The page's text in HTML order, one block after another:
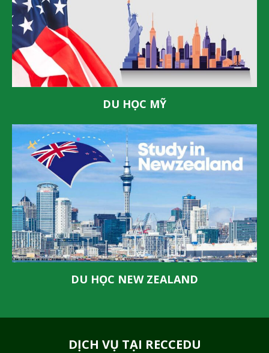
DU HỌC MỸ
DU HỌC NEW ZEALAND
DỊCH VỤ TẠI RECCEDU